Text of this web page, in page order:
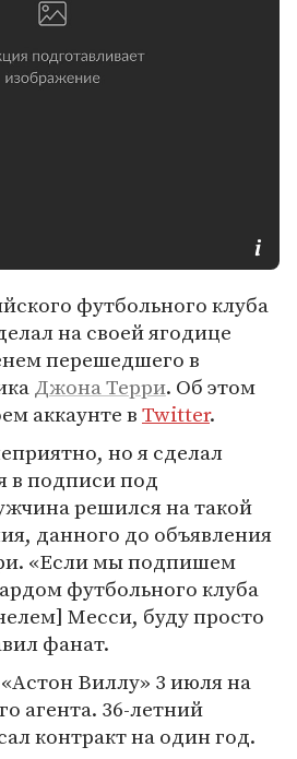
футбольного клуба
на своей ягодице
перешедшего в
Джона Терри. Об этом
аккаунте вTwitter.
но я сделал
в подписи под
решился на такой
данного до объявления
«Если мы подпишем
футбольного клуба
Месси, буду просто
фанат.
Виллу» 3 июля на
агента. 36-летний
контракт на один год.